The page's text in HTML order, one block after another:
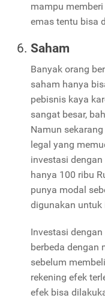
mampu
emas tentu bisa
Saham
Banyak orang
saham hanya
pebisnis kaya
sangat besar,
Namun
legal yang
investasi
hanya 100 ribu
punya modal
digunakan untuk
Investasi
berbeda dengan
sebelum
rekening efek
efek bisa